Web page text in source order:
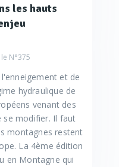
les hauts
N°375
et de
hydraulique de
venant des
se modifier. Il faut
montagnes restent
La 4ème édition
en Montagne qui